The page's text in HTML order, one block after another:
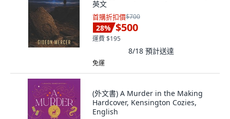
英文
首購折扣價$700
28% $500
運費 $195
8/18 預計送達
免運
(外文書) A Murder in the Making
Hardcover, Kensington Cozies,
English